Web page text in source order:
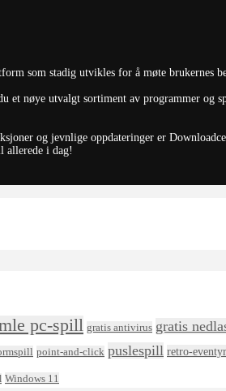
som stadig utvikles for å møte brukernes
et nøye utvalgt sortiment av programmer og
og jevnlige oppdateringer er
allerede i dag!
pc-spill gratis antivirus gratis
point-and-click puslespill retro-
Windows 11